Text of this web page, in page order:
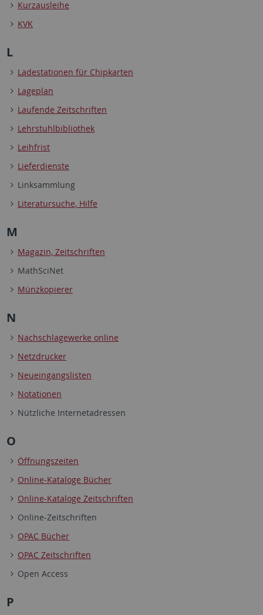
Kurzausleihe
KVK
L
Ladestationen für Chipkarten
Lageplan
Laufende Zeitschriften
Lehrstuhlbibliothek
Leihfrist
Lieferdienste
Linksammlung
Literatursuche, Hilfe
M
Magazin, Zeitschriften
MathSciNet
Münzkopierer
N
Nachschlagewerke online
Netzdrucker
Neueingangslisten
Notationen
Nützliche Internetadressen
O
Öffnungszeiten
Online-Kataloge Bücher
Online-Kataloge Zeitschriften
Online-Zeitschriften
OPAC Bücher
OPAC Zeitschriften
Open Access
P